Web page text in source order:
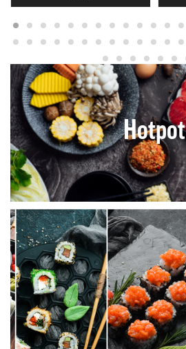
Hotpot